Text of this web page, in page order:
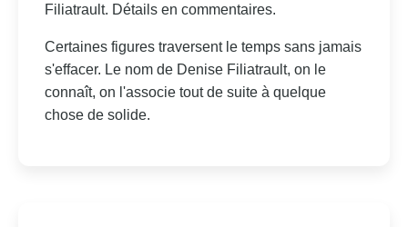
Filiatrault. Détails en commentaires.
Certaines figures traversent le temps sans jamais
s'effacer. Le nom de Denise Filiatrault, on le
connaît, on l'associe tout de suite à quelque
chose de solide.